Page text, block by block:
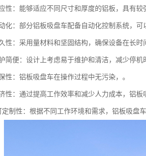
性：能够适应不同尺寸和厚度的铝板，具有较
化：部分铝板吸盘车配备自动化控制系统，可
性：采用量材料和坚固结构，确保设备在长时
简便：设计上考虑易于维护和清洁，减少停机
性：铝板吸盘车在操作过程中无污染，。
性：通过提高工作效率和减少人力成本，铝板
定制性：根据不同工作环境和需求，铝板吸盘